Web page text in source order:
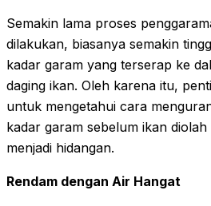
Semakin lama proses
dilakukan, biasanya semakin
kadar garam yang terserap ke
daging ikan. Oleh karena itu,
untuk mengetahui cara
kadar garam sebelum ikan diolah
menjadi hidangan.
Rendam dengan Air Hangat